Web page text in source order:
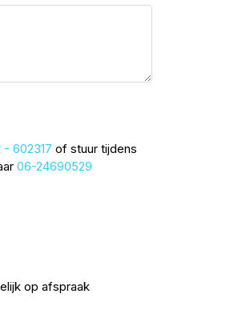
- 602317 of stuur tijdens
06-24690529
op afspraak